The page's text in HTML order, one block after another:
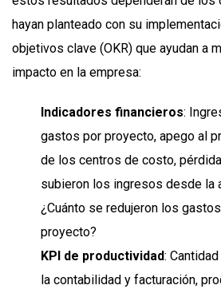
hayan planteado con su
objetivos clave (OKR) que ayudan a
impacto en la empresa:
Indicadores financieros:
gastos por proyecto, apego al
de los centros de costo,
subieron los ingresos desde la
¿Cuánto se redujeron los
proyecto?
KPI de productividad:
la contabilidad y facturación,